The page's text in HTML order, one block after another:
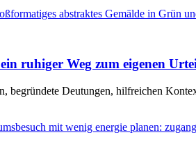
ruhiger Weg zum eigenen
begründete Deutungen, hilfreichen